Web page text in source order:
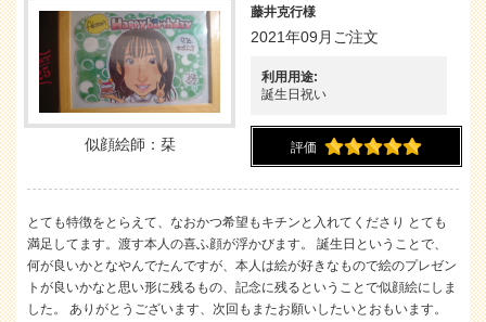
似顔絵師：栞
藤井克行様
2021年09月ご注文
利用用途:
誕生日祝い
評価
とても特徴をとらえて、なおかつ希望もキチンと入れてくださり とても
満足してます。渡す本人の喜ふ顔が浮かびます。 誕生日ということで、
何が良いかとなやんでたんですが、本人は絵が好きなもので絵のプレゼン
トが良いかなと思い形に残るもの、記念に残るということで似顔絵にしま
した。 ありがとうございます、次回もまたお願いしたいとおもいます。